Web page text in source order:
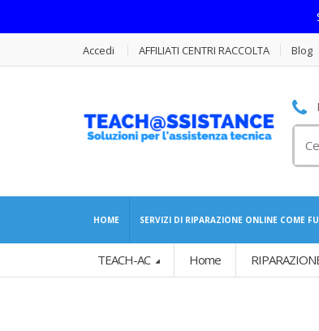
Accedi AFFILIATI CENTRI RACCOLTA Blog
per:
HOME SERVIZI DI RIPARAZIONE ONLINE COME
TEACH-AC Home